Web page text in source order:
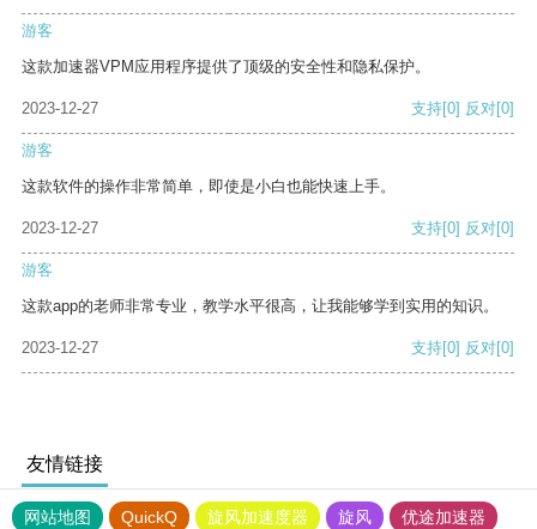
游客
这款加速器VPM应用程序提供了顶级的安全性和隐私保护。
2023-12-27 支持[0] 反对[0]
游客
这款软件的操作非常简单，即使是小白也能快速上手。
2023-12-27 支持[0] 反对[0]
游客
这款app的老师非常专业，教学水平很高，让我能够学到实用的知识。
2023-12-27 支持[0] 反对[0]
友情链接
网站地图 QuickQ 旋风加速度器 旋风 优途加速器